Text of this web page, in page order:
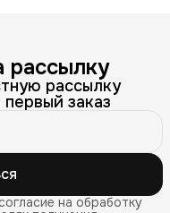
рассылку
рассылку
заказ
на обработку